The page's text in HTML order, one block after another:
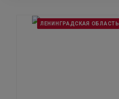
ЛЕНИНГРАДСКАЯ ОБЛАСТЬ